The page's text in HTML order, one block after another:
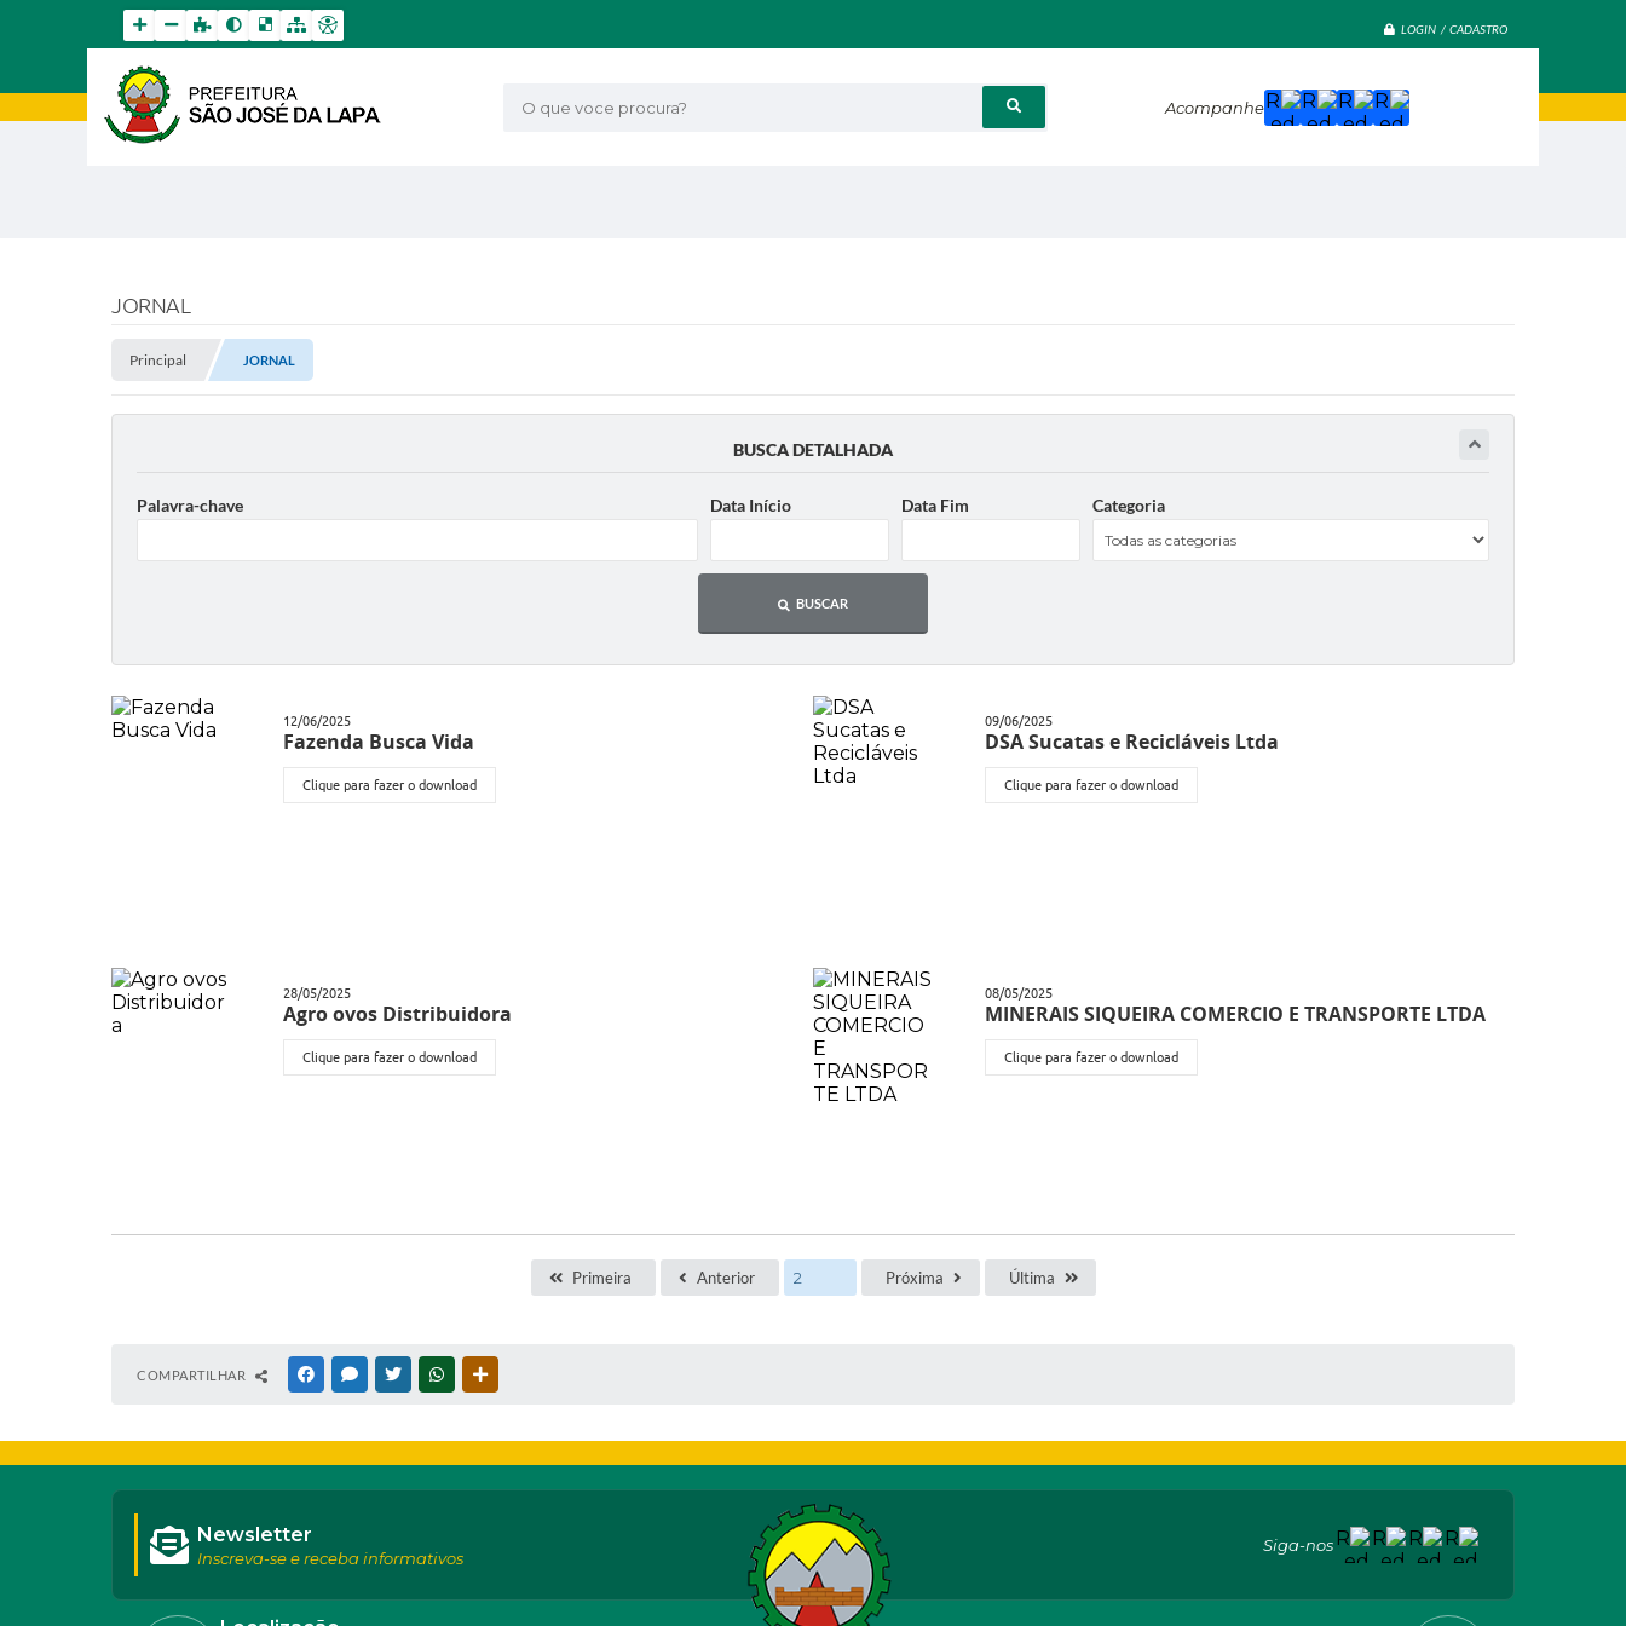
LOGIN / CADASTRO
O que voce procura? Acompanhe
JORNAL
Principal JORNAL
BUSCA DETALHADA
Palavra-chave Data Início Data Fim Categoria
BUSCAR
12/06/2025
Fazenda Busca Vida
Clique para fazer o download
09/06/2025
DSA Sucatas e Recicláveis Ltda
Clique para fazer o download
28/05/2025
Agro ovos Distribuidora
Clique para fazer o download
08/05/2025
MINERAIS SIQUEIRA COMERCIO E TRANSPORTE LTDA
Clique para fazer o download
Primeira Anterior Próxima Última
COMPARTILHAR FACEBOOKMESSENGER
TWITTERWHATSAPP
Siga-nos
Newsletter
Inscreva-se e receba informativos